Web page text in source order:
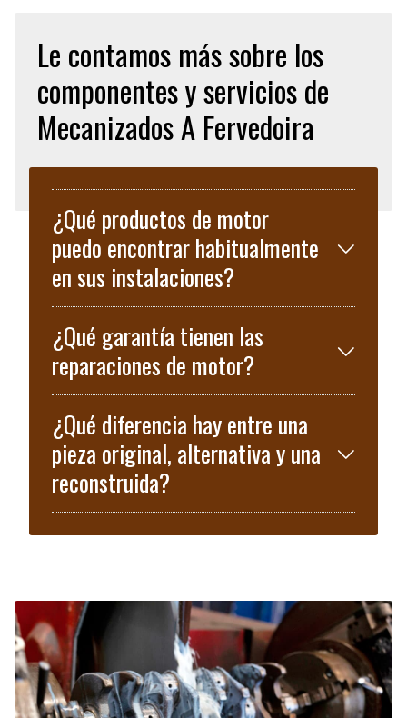
Le contamos más sobre los
componentes y servicios de
Mecanizados A Fervedoira
¿Qué productos de motor
puedo encontrar habitualmente
en sus instalaciones?
¿Qué garantía tienen las
reparaciones de motor?
¿Qué diferencia hay entre una
pieza original, alternativa y una
reconstruida?